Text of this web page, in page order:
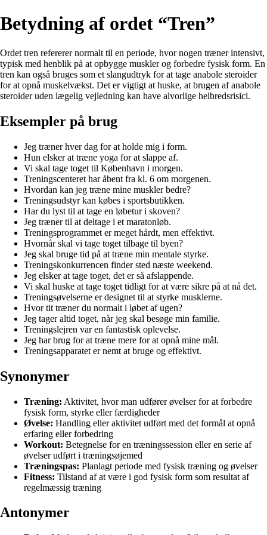
Betydning af ordet “Tren”
Ordet tren refererer normalt til en periode, hvor nogen træner intensivt,
typisk med henblik på at opbygge muskler og forbedre fysisk form. En
tren kan også bruges som et slangudtryk for at tage anabole steroider
for at opnå muskelvækst. Det er vigtigt at huske, at brugen af anabole
steroider uden lægelig vejledning kan have alvorlige helbredsrisici.
Eksempler på brug
Jeg træner hver dag for at holde mig i form.
Hun elsker at træne yoga for at slappe af.
Vi skal tage toget til København i morgen.
Treningscenteret har åbent fra kl. 6 om morgenen.
Hvordan kan jeg træne mine muskler bedre?
Treningsudstyr kan købes i sportsbutikken.
Har du lyst til at tage en løbetur i skoven?
Jeg træner til at deltage i et maratonløb.
Treningsprogrammet er meget hårdt, men effektivt.
Hvornår skal vi tage toget tilbage til byen?
Jeg skal bruge tid på at træne min mentale styrke.
Treningskonkurrencen finder sted næste weekend.
Jeg elsker at tage toget, det er så afslappende.
Vi skal huske at tage toget tidligt for at være sikre på at nå det.
Treningsøvelserne er designet til at styrke musklerne.
Hvor tit træner du normalt i løbet af ugen?
Jeg tager altid toget, når jeg skal besøge min familie.
Treningslejren var en fantastisk oplevelse.
Jeg har brug for at træne mere for at opnå mine mål.
Treningsapparatet er nemt at bruge og effektivt.
Synonymer
Træning: Aktivitet, hvor man udfører øvelser for at forbedre
fysisk form, styrke eller færdigheder
Øvelse: Handling eller aktivitet udført med det formål at opnå
erfaring eller forbedring
Workout: Betegnelse for en træningssession eller en serie af
øvelser udført i træningsøjemed
Træningspas: Planlagt periode med fysisk træning og øvelser
Fitness: Tilstand af at være i god fysisk form som resultat af
regelmæssig træning
Antonymer